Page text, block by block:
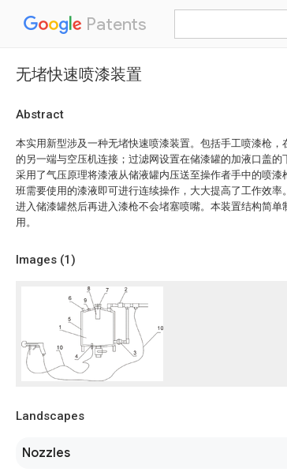
Patents
无堵快速喷漆装置
Abstract
本实用新型涉及一种无堵快速喷漆装置。包括手工喷漆枪
的另一端与空压机连接；过滤网设置在储漆罐的加液口盖
采用了气压原理将漆液从储液罐内压送至操作者手中的喷
班需要使用的漆液即可进行连续操作，大大提高了工作效
进入储漆罐然后再进入漆枪不会堵塞喷嘴。本装置结构简
用。
Images (1)
Landscapes
Nozzles